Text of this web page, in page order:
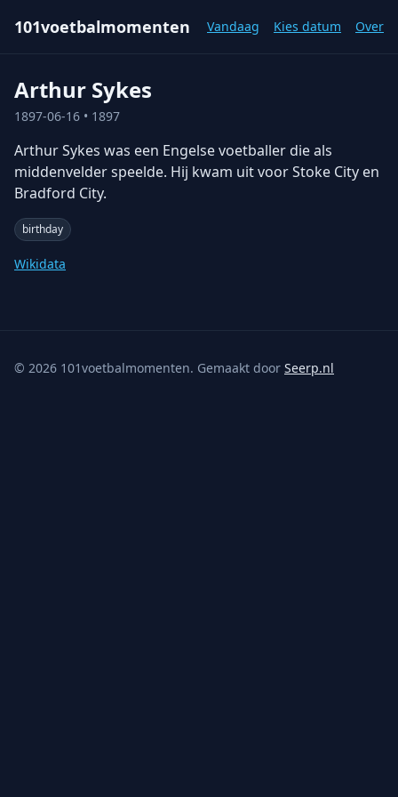
101voetbalmomenten Vandaag Kies datum Over
Arthur Sykes
1897-06-16 • 1897
Arthur Sykes was een Engelse voetballer die als
middenvelder speelde. Hij kwam uit voor Stoke City en
Bradford City.
birthday
Wikidata
© 2026 101voetbalmomenten. Gemaakt door Seerp.nl